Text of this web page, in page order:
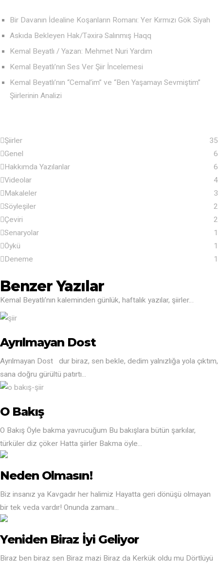
Bir Davanın İdealine Koşanların Romanı: Yer Kırmızı Gök Siyah
Askıda Bekleyen Hak/Təxirə Salınmış Haqq
Kemal Beyatlı / Yazan: Mehmet Nuri Yardım
Kemal Beyatlı’nın Ses Ver Şiir İncelemesi
Kemal Beyatlı’nın “Cemal’im” ve “Ben Yaşamayı Sevmiştim”
Şiirlerinin Analizi
Şiirler
35
Genel
6
Hakkımda Yazılanlar
6
Videolar
4
Makaleler
3
Söyleşiler
2
Çeviri
2
Senaryolar
1
Öykü
1
Deneme
1
Benzer Yazılar
Kemal Beyatlı’nın kaleminden günlük, haftalık yazılar, şiirler…
Ayrılmayan Dost
Ayrılmayan Dost dur biraz, sen bekle, dedim yalnızlığa yola çıktım,
sana doğru gürültü patırtı...
O Bakış
O Bakış Öyle bakma yavrucuğum Bu bakışlara bütün şarkılar,
türküler diz çöker Hatta şiirler Bakma öyle...
Neden Olmasın!
Biz insanız ya Kavgadır her halimiz Hayatta geri dönüşü olmayan
bir tek veda vardır! Onunda zamanı...
Yeniden Biraz İyi Geliyor
Biraz ben biraz sen Biraz mazi Biraz da Kerkük oldu mu Dörtlüyü